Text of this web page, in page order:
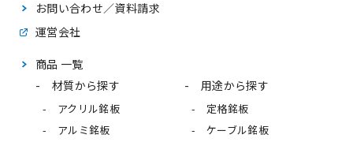
お問い合わせ／資料請求
運営会社
商品 一覧
材質から探す
アクリル銘板
アルミ銘板
用途から探す
定格銘板
ケーブル銘板